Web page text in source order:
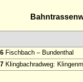
Fischbach – Bundenthal
Klingbachradweg: